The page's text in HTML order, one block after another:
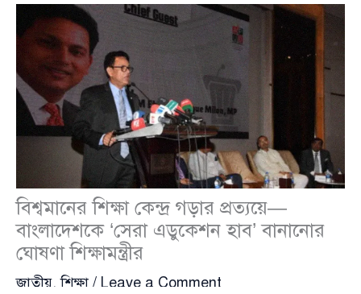
বিশ্বমানের শিক্ষা কেন্দ্র গড়ার প্রত্যয়ে—
বাংলাদেশকে ‘সেরা এডুকেশন হাব’ বানানোর
ঘোষণা শিক্ষামন্ত্রীর
জাতীয়,শিক্ষা / Leave a Comment